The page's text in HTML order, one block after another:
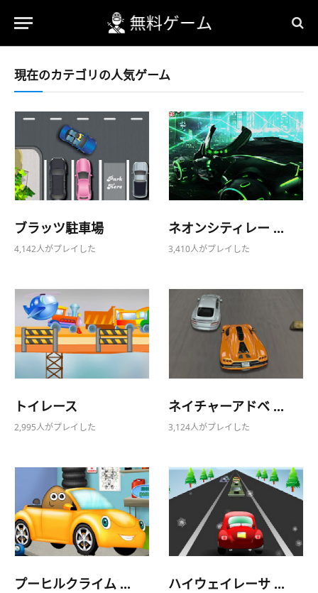
現在のカテゴリの人気ゲーム
ブラッツ駐車場
4,142人がプレイした
ネオンシティレー ...
3,410人がプレイした
トイレース
2,995人がプレイした
ネイチャーアドベ ...
3,124人がプレイした
プーヒルクライム ... ハイウェイレーサ ...